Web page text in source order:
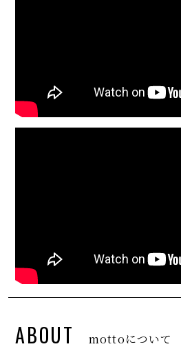
ABOUT mottoについて